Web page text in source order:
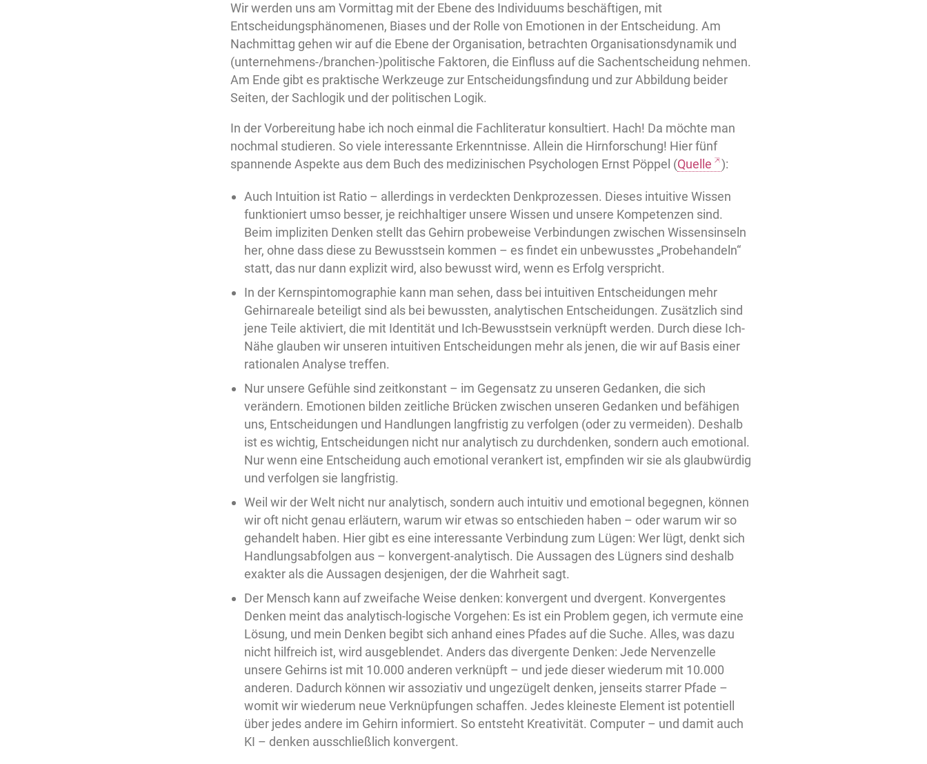
Wir werden uns am Vormittag mit der Ebene des Individuums beschäftigen, mit
Entscheidungsphänomenen, Biases und der Rolle von Emotionen in der Entscheidung. Am
Nachmittag gehen wir auf die Ebene der Organisation, betrachten Organisationsdynamik und
(unternehmens-/branchen-)politische Faktoren, die Einfluss auf die Sachentscheidung nehmen.
Am Ende gibt es praktische Werkzeuge zur Entscheidungsfindung und zur Abbildung beider
Seiten, der Sachlogik und der politischen Logik.
In der Vorbereitung habe ich noch einmal die Fachliteratur konsultiert. Hach! Da möchte man
nochmal studieren. So viele interessante Erkenntnisse. Allein die Hirnforschung! Hier fünf
spannende Aspekte aus dem Buch des medizinischen Psychologen Ernst Pöppel (Quelle ):
Auch Intuition ist Ratio – allerdings in verdeckten Denkprozessen. Dieses intuitive Wissen
funktioniert umso besser, je reichhaltiger unsere Wissen und unsere Kompetenzen sind.
Beim impliziten Denken stellt das Gehirn probeweise Verbindungen zwischen Wissensinseln
her, ohne dass diese zu Bewusstsein kommen – es findet ein unbewusstes „Probehandeln“
statt, das nur dann explizit wird, also bewusst wird, wenn es Erfolg verspricht.
In der Kernspintomographie kann man sehen, dass bei intuitiven Entscheidungen mehr
Gehirnareale beteiligt sind als bei bewussten, analytischen Entscheidungen. Zusätzlich sind
jene Teile aktiviert, die mit Identität und Ich-Bewusstsein verknüpft werden. Durch diese Ich-
Nähe glauben wir unseren intuitiven Entscheidungen mehr als jenen, die wir auf Basis einer
rationalen Analyse treffen.
Nur unsere Gefühle sind zeitkonstant – im Gegensatz zu unseren Gedanken, die sich
verändern. Emotionen bilden zeitliche Brücken zwischen unseren Gedanken und befähigen
uns, Entscheidungen und Handlungen langfristig zu verfolgen (oder zu vermeiden). Deshalb
ist es wichtig, Entscheidungen nicht nur analytisch zu durchdenken, sondern auch emotional.
Nur wenn eine Entscheidung auch emotional verankert ist, empfinden wir sie als glaubwürdig
und verfolgen sie langfristig.
Weil wir der Welt nicht nur analytisch, sondern auch intuitiv und emotional begegnen, können
wir oft nicht genau erläutern, warum wir etwas so entschieden haben – oder warum wir so
gehandelt haben. Hier gibt es eine interessante Verbindung zum Lügen: Wer lügt, denkt sich
Handlungsabfolgen aus – konvergent-analytisch. Die Aussagen des Lügners sind deshalb
exakter als die Aussagen desjenigen, der die Wahrheit sagt.
Der Mensch kann auf zweifache Weise denken: konvergent und dvergent. Konvergentes
Denken meint das analytisch-logische Vorgehen: Es ist ein Problem gegen, ich vermute eine
Lösung, und mein Denken begibt sich anhand eines Pfades auf die Suche. Alles, was dazu
nicht hilfreich ist, wird ausgeblendet. Anders das divergente Denken: Jede Nervenzelle
unsere Gehirns ist mit 10.000 anderen verknüpft – und jede dieser wiederum mit 10.000
anderen. Dadurch können wir assoziativ und ungezügelt denken, jenseits starrer Pfade –
womit wir wiederum neue Verknüpfungen schaffen. Jedes kleineste Element ist potentiell
über jedes andere im Gehirn informiert. So entsteht Kreativität. Computer – und damit auch
KI – denken ausschließlich konvergent.